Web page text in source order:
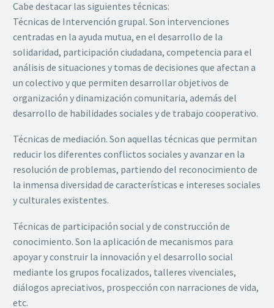
Cabe destacar las siguientes técnicas:
Técnicas de Intervención grupal. Son intervenciones
centradas en la ayuda mutua, en el desarrollo de la
solidaridad, participación ciudadana, competencia para el
análisis de situaciones y tomas de decisiones que afectan a
un colectivo y que permiten desarrollar objetivos de
organización y dinamización comunitaria, además del
desarrollo de habilidades sociales y de trabajo cooperativo.
Técnicas de mediación. Son aquellas técnicas que permitan
reducir los diferentes conflictos sociales y avanzar en la
resolución de problemas, partiendo del reconocimiento de
la inmensa diversidad de características e intereses sociales
y culturales existentes.
Técnicas de participación social y de construcción de
conocimiento. Son la aplicación de mecanismos para
apoyar y construir la innovación y el desarrollo social
mediante los grupos focalizados, talleres vivenciales,
diálogos apreciativos, prospección con narraciones de vida,
etc.